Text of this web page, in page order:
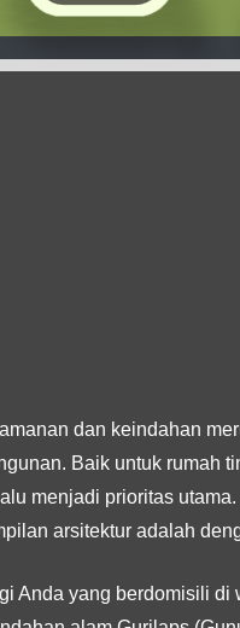
dan keindahan
Baik untuk rumah
menjadi prioritas
arsitektur adalah
Anda yang berdomisili